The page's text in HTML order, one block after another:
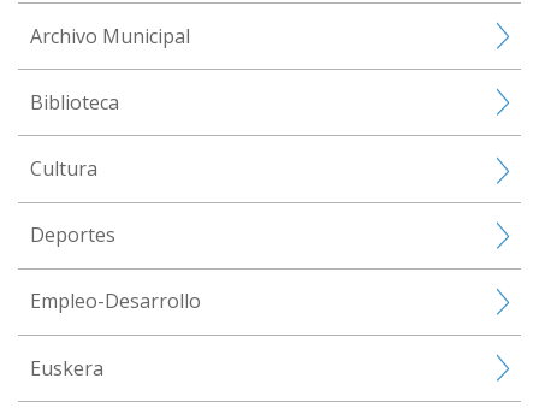
Archivo Municipal
Biblioteca
Cultura
Deportes
Empleo-Desarrollo
Euskera